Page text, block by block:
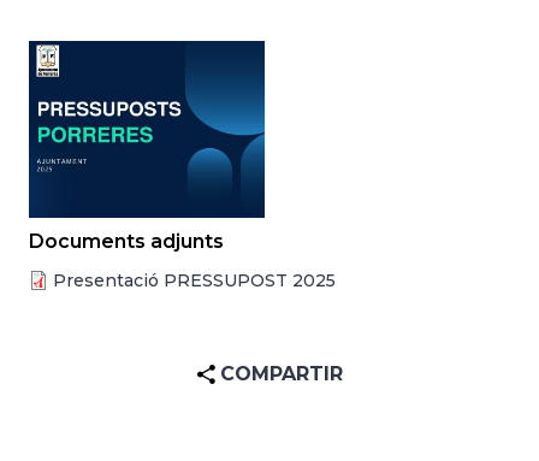
Documents adjunts
Presentació PRESSUPOST 2025
COMPARTIR